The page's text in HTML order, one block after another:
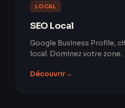
LOCAL
SEO Local
Google Business Profile,
local. Dominez votre zone.
Découvrir→